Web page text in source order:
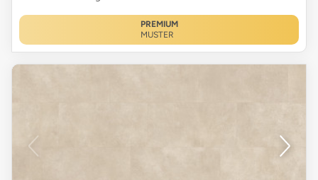
PREMIUM
MUSTER